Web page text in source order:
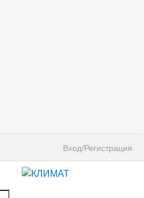
Вход/Регистрация